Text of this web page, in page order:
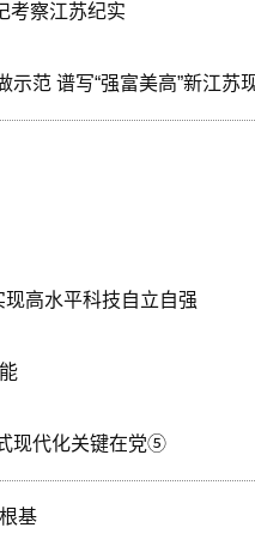
考察江苏纪实
范 谱写“强富美高”新江苏
高水平科技自立自强
现代化关键在党⑤
基